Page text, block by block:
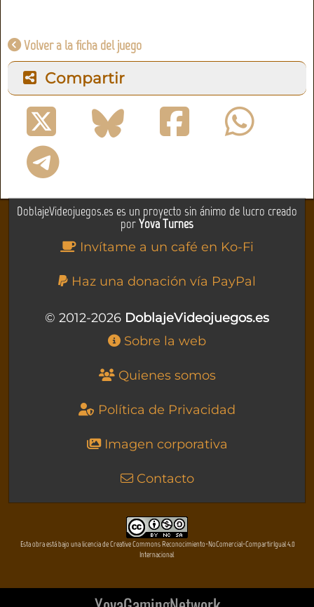
Volver a la ficha del juego
Compartir
DoblajeVideojuegos.es es un proyecto sin ánimo de lucro creado
porYova Turnes
Invítame a un café en Ko-Fi
Haz una donación vía PayPal
© 2012-2026 DoblajeVideojuegos.es
Sobre la web
Quienes somos
Política de Privacidad
Imagen corporativa
Contacto
Esta obra está bajo una licencia de Creative Commons Reconocimiento-NoComercial-CompartirIgual 4.0
Internacional